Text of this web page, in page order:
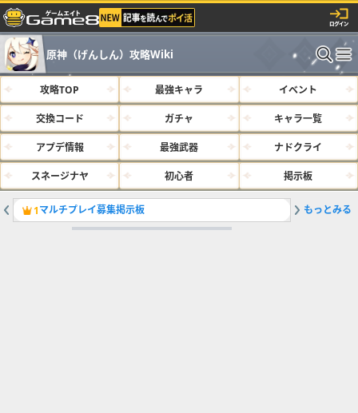
原神（げんしん）攻略Wiki
攻略TOP 最強キャラ イベント
交換コード ガチャ キャラ一覧
アプデ情報 最強武器 ナドクライ
スネージナヤ 初心者 掲示板
1マルチプレイ募集掲示板 2最強キ
もっとみる